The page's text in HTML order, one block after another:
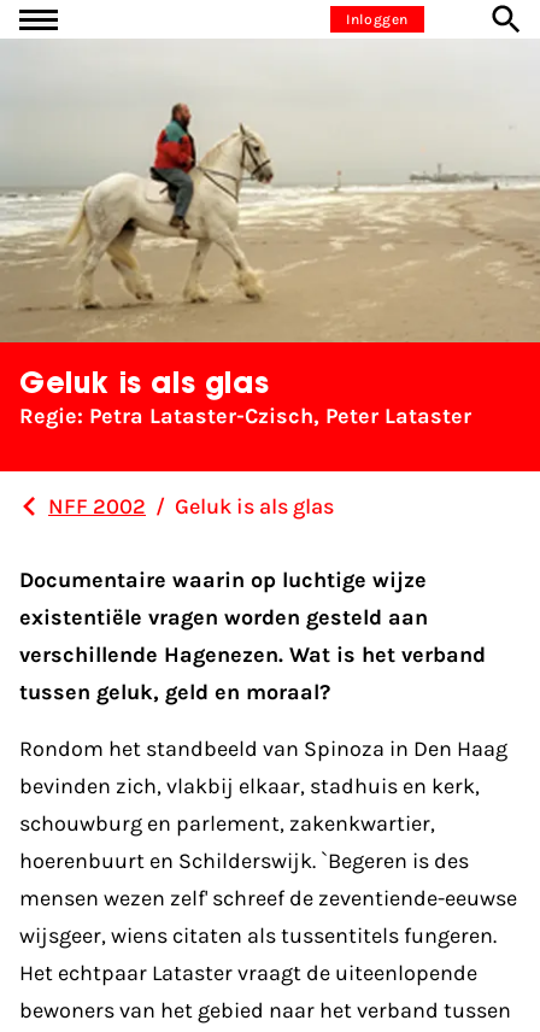
Ga naar inhoudInloggen
Geluk is als glas
Regie: Petra Lataster-Czisch, Peter Lataster
NFF 2002 / Geluk is als glas
Documentaire waarin op luchtige wijze
existentiële vragen worden gesteld aan
verschillende Hagenezen. Wat is het verband
tussen geluk, geld en moraal?
Rondom het standbeeld van Spinoza in Den Haag
bevinden zich, vlakbij elkaar, stadhuis en kerk,
schouwburg en parlement, zakenkwartier,
hoerenbuurt en Schilderswijk. `Begeren is des
mensen wezen zelf' schreef de zeventiende-eeuwse
wijsgeer, wiens citaten als tussentitels fungeren.
Het echtpaar Lataster vraagt de uiteenlopende
bewoners van het gebied naar het verband tussen